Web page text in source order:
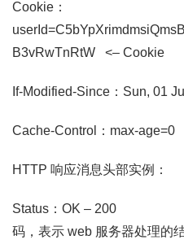
Cookie：
B3vRwTnRtW <– Cookie
If-Modified-Since：Sun, 01
Cache-Control：max-age=0
HTTP 响应消息头部实例：
Status：OK –
码，表示 web 服务器处理的结